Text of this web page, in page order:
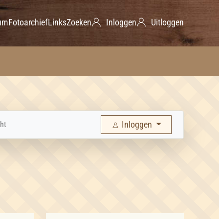
FotoarchiefLinksZoeken Inloggen Uitloggen
Inloggen